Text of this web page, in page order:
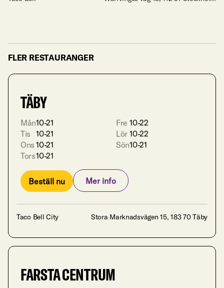
FLER RESTAURANGER
TÄBY
Mån
Tis
Ons
Tors
10-21
10-21
10-21
10-21
Fre
Lör
Sön
10-22
10-22
10-21
Beställ nu
Beställ nu
Mer info
Mer info
Taco Bell City Stora Marknadsvägen 15, 183 70 Täby
FARSTA CENTRUM